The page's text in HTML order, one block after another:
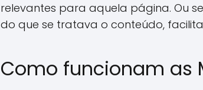
relevantes para aquela página. Ou
do que se tratava o conteúdo,
Como funcionam as